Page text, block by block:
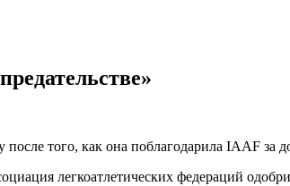
того, как она поблагодарила IAAF
легкоатлетических федераций